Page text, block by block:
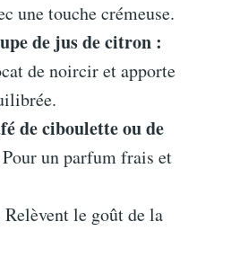
une touche crémeuse.
de jus de citron :
de noircir et apporte
de ciboulette ou de
Pour un parfum frais et
Relèvent le goût de la